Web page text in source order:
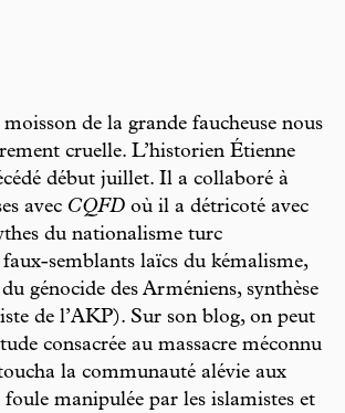
de la grande faucheuse nous
cruelle. L’historien Étienne
début juillet. Il a collaboré à
avec CQFD où il a détricoté avec
du nationalisme turc
semblants laïcs du kémalisme,
génocide des Arméniens, synthèse
de l’AKP). Sur son blog, on peut
consacrée au massacre méconnu
la communauté alévie aux
foule manipulée par les islamistes et